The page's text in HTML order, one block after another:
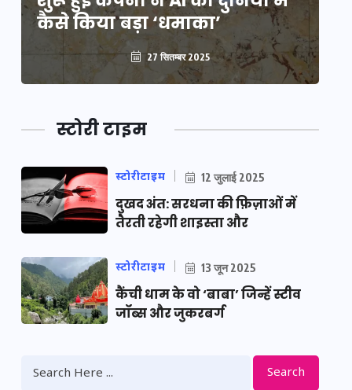
कैसे किया बड़ा ‘धमाका’
27 सितम्बर 2025
स्टोरी टाइम
स्टोरीटाइम 12 जुलाई 2025
दुखद अंत: सरधना की फ़िज़ाओं में
तैरती रहेगी शाइस्ता और
स्टोरीटाइम 13 जून 2025
कैंची धाम के वो ‘बाबा’ जिन्हें स्टीव
जॉब्स और जुकरबर्ग
Search